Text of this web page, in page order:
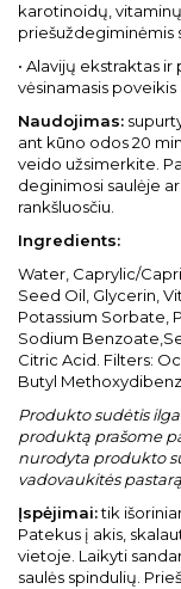
karotinoidų, vitaminų
priešuždegiminėmis
• Alavijų ekstraktas
vėsinamasis poveikis
Naudojimas:
ant kūno odos 20
veido užsimerkite.
deginimosi saulėje
rankšluosčiu.
Ingredients:
Water, Caprylic/
Seed Oil, Glycerin,
Potassium Sorbate,
Sodium
Citric Acid. Filters:
Butyl
Produkto sudėtis
produktą prašome
nurodyta produkto
vadovaukitės
Įspėjimai:tik
Patekus į akis,
vietoje. Laikyti
saulės spindulių.